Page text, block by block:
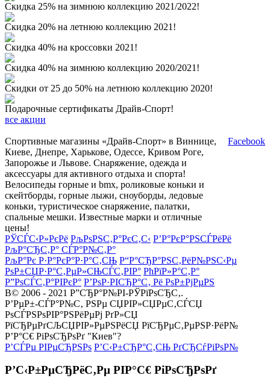
Скидка 25% на зимнюю коллекцию 2021/2022!
Скидка 20% на летнюю коллекцию 2021!
Скидка 40% на кроссовки 2021!
Скидка 40% на зимнюю коллекцию 2020/2021!
Скидки от 25 до 50% на летнюю коллекцию 2020!
Подарочные сертификаты Драйв-Спорт!
все акции
Спортивные магазины «Драйв-Спорт» в Виннице,
Киеве, Днепре, Харькове, Одессе, Кривом Роге,
Запорожье и Львове. Снаряжение, одежда и
аксессуары для активного отдыха и спорта!
Велосипеды горные и bmx, роликовые коньки и
скейтборды, горные лыжи, сноуборды, ледовые
коньки, туристическое снаряжение, палатки,
спальные мешки. Известные марки и отличные
цены!
Facebook
РЎСЃС‹Р»РєРё РљРѕРЅС‚Р°РєС‚С‹ Р’Р°РєР°РЅСЃРёРё
РљР°СЂС‚Р° СЃР°Р№С‚Р°
РљР°Рє Р·Р°РєР°Р·Р°С‚СЊ Р“Р°СЂР°РЅС‚РёР№РЅС‹Рµ
РѕР±СЏР·Р°С‚РµР»СЊСЃС‚РІР° РћРїР»Р°С‚Р°
Р”РѕСЃС‚Р°РІРєР° Р’РѕР·РІСЂР°С‚ Рё РѕР±РјРµРЅ
В© 2006 - 2021 Р”СЂР°Р№РІ-РЎРїРѕСЂС‚.
Р’РµР±-СЃР°Р№С‚ РЅРµ СЏРІР»СЏРµС‚СЃСЏ
РѕСЃРЅРѕРІР°РЅРёРµРј РґР»СЏ
РїСЂРµРґСЉСЏРІР»РµРЅРёСЏ РїСЂРµС‚РµРЅР·РёР№
Р’Р°С€ РіРѕСЂРѕРґ "Киев"?
Р’СЃРµ РІРµСЂРЅРѕ Р’С‹Р±СЂР°С‚СЊ РґСЂСѓРіРѕР№
Р’С‹Р±РµСЂРёС‚Рµ РІР°С€ РіРѕСЂРѕРґ